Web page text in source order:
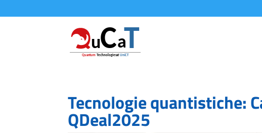
Tecnologie quantistiche:
QDeal2025